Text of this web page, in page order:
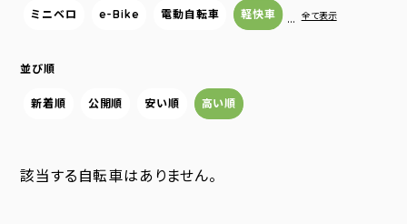
ミニベロ e-Bike 電動自転車 軽快車 … 全て表示
並び順
新着順 公開順 安い順 高い順
該当する自転車はありません。